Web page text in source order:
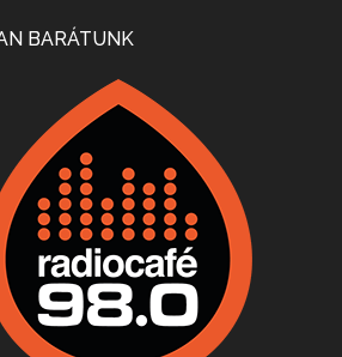
Apr 24, 2026 • 00:38:10
Villány, kékfrankos, Jackfall
Apr 17, 2026 • 00:35:38
Apr 9, 2026 • 00:37:17
BARÁTUNK